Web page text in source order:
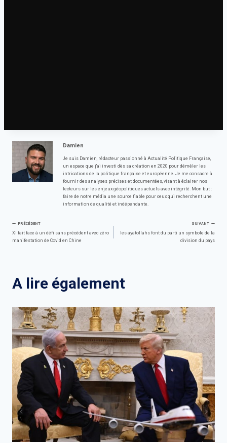
Damien
Je suis Damien, rédacteur passionné à Actualité Politique Française,
un espace que j'ai investi dès sa création en 2020 pour démêler les
intrications de la politique française et européenne. Je me consacre à
fournir des analyses précises et documentées, visant à éclairer nos
lecteurs sur les enjeux géopolitiques actuels avec intégrité. Mon but :
faire de notre média une source fiable pour ceux qui recherchent une
information de qualité et indépendante.
Navigation
PRÉCÉDENT
Xi fait face à un défi sans précédent avec zéro
manifestation de Covid en Chine
SUIVANT
les ayatollahs font du parti un symbole de la
division du pays
A lire également